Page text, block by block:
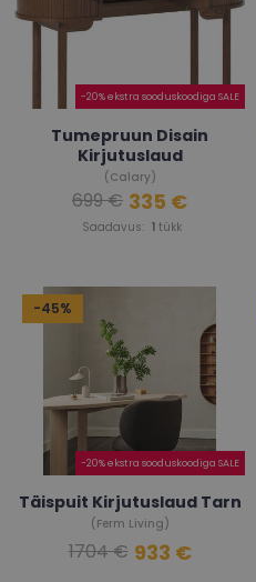
-20% ekstra sooduskoodiga SALE
Tumepruun Disain
Kirjutuslaud
(Calary)
Saadavus: 1tükk
699 € 335 €
-45%
-20% ekstra sooduskoodiga SALE
Täispuit Kirjutuslaud Tarn
(Ferm Living)
1704 € 933 €